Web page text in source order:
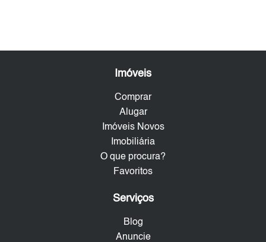
Imóveis
Comprar
Alugar
Imóveis Novos
Imobiliária
O que procura?
Favoritos
Serviços
Blog
Anuncie